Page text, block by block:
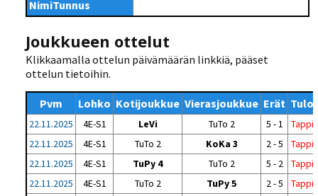
NimiTunnus
Joukkueen ottelut
Klikkaamalla ottelun päivämäärän linkkiä, pääset
ottelun tietoihin.
Pvm Lohko Kotijoukkue Vierasjoukkue Erät
22.11.2025 4E-S1 LeVi TuTo 2 5 - 1
22.11.2025
4E-S1 TuTo 2 KoKa 3 2 - 5
22.11.2025
4E-S1 TuPy 4 TuTo 2 5 - 2
22.11.2025
4E-S1 TuTo 2 TuPy 5 2 - 5